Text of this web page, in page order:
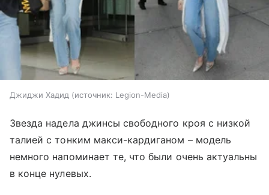
Джиджи Хадид источник: Legion-Media
Звезда надела джинсы свободного кроя с низкой
талией с тонким макси-кардиганом – модель
немного напоминает те, что были очень актуальны
в конце нулевых.